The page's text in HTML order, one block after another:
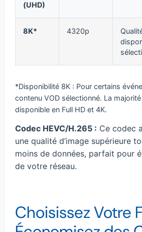
(UHD)
8K* 4320p
*Disponibilité 8K : Pour certains
contenu VOD sélectionné. La
disponible en Full HD et 4K.
Codec HEVC/H.265 : Ce codec
une qualité d’image supérieure
moins de données, parfait pour
de votre réseau.
Choisissez Votre